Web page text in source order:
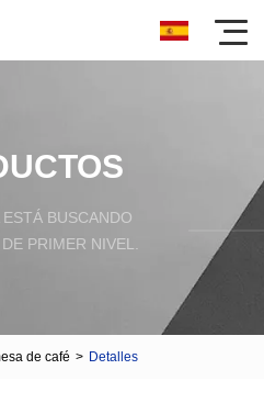
BUSCANDO
PRIMER NIVEL.
de café > Detalles